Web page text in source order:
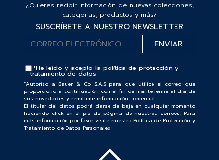
¿Quieres recibir información de nuevas colecciones,
categorías, productos y más?
SUSCRÍBETE A NUESTRO NEWSLETTER
*He leído y acepto la política de protección y
tratamiento de datos
“Autorizo a Bauer & Co S.A.S para que utilice el correo que
proporciono a continuación con el fin de mantenerme al día de
sus novedades y remitirme información comercial.
El titular del datos podrá darse de baja en cualquier momento
haciendo click en el pie de página de nuestros correos. Para
más información por favor visite nuestra Política de Protección y
Tratamiento de Datos Personales